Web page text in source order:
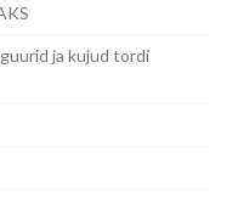
ja kujud tordi